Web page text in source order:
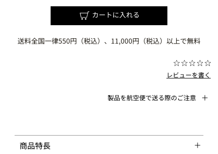
カートに入れる
送料全国一律550円（税込）、11,000円（税込）以上で無料
レビューを書く
製品を航空便で送る際のご注意
商品特長